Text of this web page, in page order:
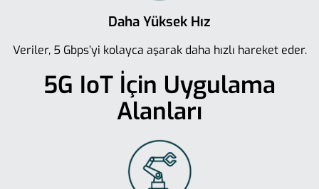
Daha Yüksek Hız
Veriler, 5 Gbps’yi kolayca aşarak daha hızlı hareket eder.
5G IoT İçin Uygulama
Alanları